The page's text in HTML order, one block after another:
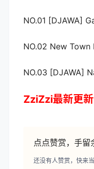
NO.01 [DJAWA]
NO.02 New Town
NO.03 [DJAWA]
ZziZzi最新更
点点赞赏，手留
还没有人赞赏，快来